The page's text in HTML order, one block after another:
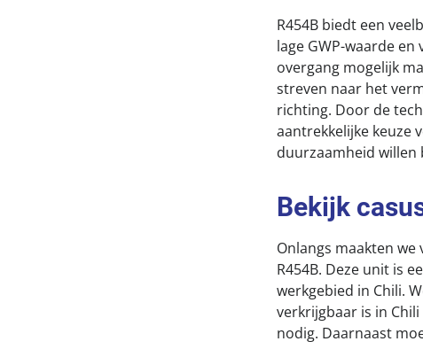
R454B biedt een
lage GWP-waarde
overgang mogelijk
streven naar het
richting. Door de
aantrekkelijke keuze
duurzaamheid willen
Bekijk
Onlangs maakten
R454B. Deze unit is
werkgebied in Chili.
verkrijgbaar is in
nodig. Daarnaast